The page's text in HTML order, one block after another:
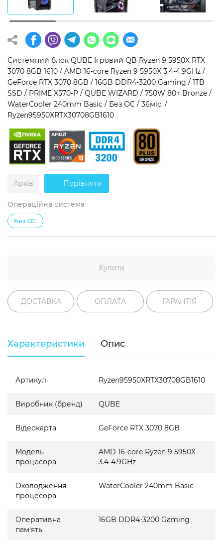
Операційна система
Windows 11 Home
Windows 11 Pro
Без ОС
Тип накопичувача
SSD
HDD
SSD + HDD
Додатково
RGB-підсвічування
Розблокований множник CPU
Надшвидкий M.2 SSD NVME
Системний блок QUBE Ігровий QB Ryzen 9 5950X RTX
3070 8GB 1610 / AMD 16-core Ryzen 9 5950X 3.4-4.9GHz /
GeForce RTX 3070 8GB / 16GB DDR4-3200 Gaming / 1TB
SSD / PRIME X570-P / QUBE WIZARD / 750W 80+ Bronze /
WaterCooler 240mm Basic / Без ОС / 36міс. /
Ryzen95950XRTX30708GB1610
Архів Порівняти
Операційна система
Без ОС
Купити
ДОСТАВКА ОПЛАТА ГАРАНТІЯ
Характеристики Опис
Артикул Ryzen95950XRTX30708GB1610
Виробник (бренд) QUBE
Відеокарта GeForce RTX 3070 8GB
Модель
процесора
AMD 16-core Ryzen 9 5950X
3.4-4.9GHz
Охолодження
процесора
WaterCooler 240mm Basic
Оперативна
пам'ять
16GB DDR4-3200 Gaming